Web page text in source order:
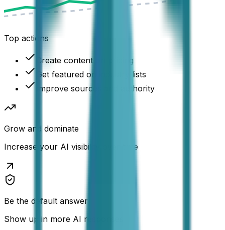
Top actions
Create content on pricing
Get featured on industry lists
Improve sources and authority
Grow and dominate
Increase your AI visibility over time
Be the default answer
Show up in more AI responses